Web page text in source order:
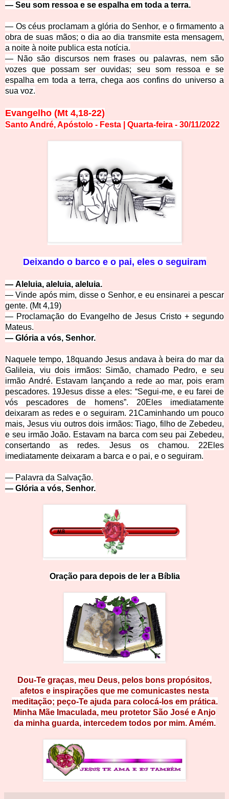
— Seu som ressoa e se espalha em toda a terra.
— Os céus proclamam a glória do Senhor, e o firmamento a
obra de suas mãos; o dia ao dia transmite esta mensagem,
a noite à noite publica esta notícia.
— Não são discursos nem frases ou palavras, nem são
vozes que possam ser ouvidas; seu som ressoa e se
espalha em toda a terra, chega aos confins do universo a
sua voz.
Evangelho (Mt 4,18-22)
Santo André, Apóstolo - Festa | Quarta-feira - 30/11/2022
Deixando o barco e o pai, eles o seguiram
— Aleluia, aleluia, aleluia.
— Vinde após mim, disse o Senhor, e eu ensinarei a pescar
gente. (Mt 4,19)
— Proclamação do Evangelho de Jesus Cristo +segundo
Mateus.
— Glória a vós, Senhor.
Naquele tempo, 18quando Jesus andava à beira do mar da
Galileia, viu dois irmãos: Simão, chamado Pedro, e seu
irmão André. Estavam lançando a rede ao mar, pois eram
pescadores. 19Jesus disse a eles: “Segui-me, e eu farei de
vós pescadores de homens”. 20Eles imediatamente
deixaram as redes e o seguiram. 21Caminhando um pouco
mais, Jesus viu outros dois irmãos: Tiago, filho de Zebedeu,
e seu irmão João. Estavam na barca com seu pai Zebedeu,
consertando as redes. Jesus os chamou. 22Eles
imediatamente deixaram a barca e o pai, e o seguiram.
— Palavra da Salvação.
— Glória a vós, Senhor.
Oraçãopara depois de er a Bíblia
Dou-Te graças, meu Deus, pelos bons propósitos,
afetos e inspirações que me comunicastes nesta
meditação; peço-Te ajuda para colocá-los em prática.
Minha Mãe Imaculada, meu protetor São José e Anjo
da minha guarda, intercedem todos por mim. Amém.